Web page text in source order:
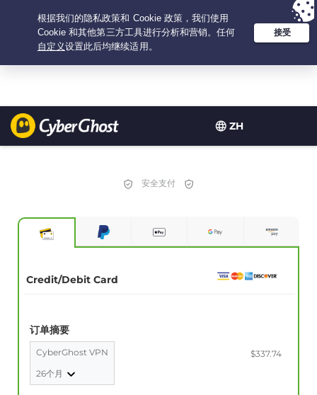
ZH
Your choice:The Best Dealfor 2.1666666666667-years at $2.19
/month
安全支付
Credit/Debit Card
订单摘要
CyberGhost VPN
26个月
$337.74